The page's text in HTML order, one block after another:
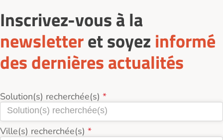
Inscrivez-vous à la
newsletteret soyez informé
des dernières actualités
Solution(s) recherchée(s)
Ville(s) recherchée(s)